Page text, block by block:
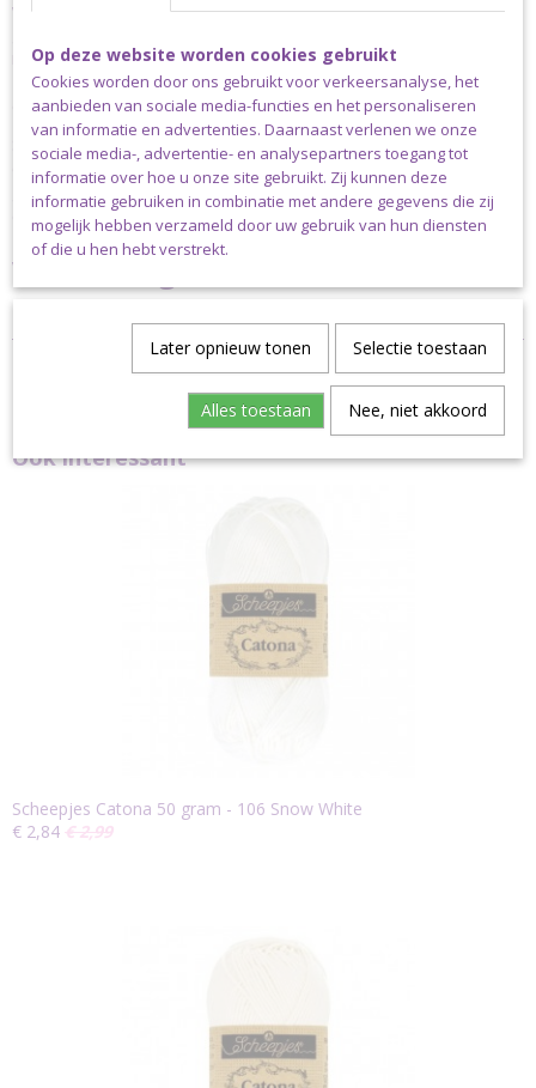
waardoor het gebruikte water op een veilige manier wordt
maar liefst 113 verschillende kleuren. De aanbevolen naalddikte is
2.50-3.50mm. Een bol Scheepjes Catona weegt 50 gram en heeft
een looplengte van 125 meter.
Scheepjes Catona is verkrijgbaar in bollen van 10, 25 en 50 gram;
enkele basiskleuren zijn bovendien verkrijgbaar in bollen van 100
gram. Scheepjes Catona is ook verkrijgbaar als colour pack met
daarin cutie pie minibolletjes van 10 gram in 109 kleuren.
Verzending
Ook interessant
Scheepjes Catona 50 gram - 106 Snow White
€ 2,84 € 2,99
Op deze website worden cookies gebruikt
Cookies worden door ons gebruikt voor verkeersanalyse, het
aanbieden van sociale media-functies en het personaliseren
van informatie en advertenties. Daarnaast verlenen we onze
sociale media-, advertentie- en analysepartners toegang tot
informatie over hoe u onze site gebruikt. Zij kunnen deze
informatie gebruiken in combinatie met andere gegevens die zij
mogelijk hebben verzameld door uw gebruik van hun diensten
of die u hen hebt verstrekt.
Later opnieuw tonen Selectie toestaan
Alles toestaan Nee, niet akkoord